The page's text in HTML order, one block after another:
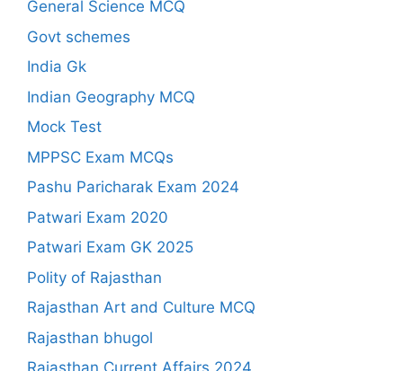
General Science MCQ
Govt schemes
India Gk
Indian Geography MCQ
Mock Test
MPPSC Exam MCQs
Pashu Paricharak Exam 2024
Patwari Exam 2020
Patwari Exam GK 2025
Polity of Rajasthan
Rajasthan Art and Culture MCQ
Rajasthan bhugol
Rajasthan Current Affairs 2024